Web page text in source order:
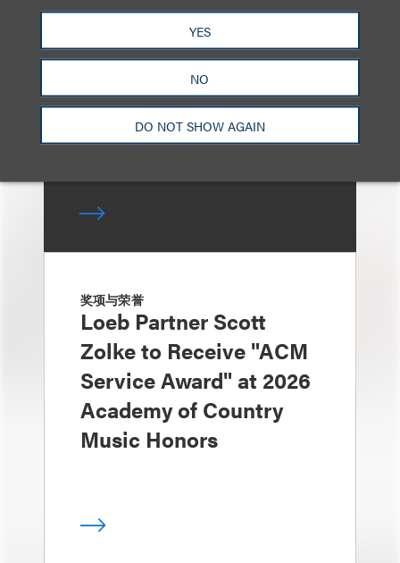
YES
NO
DO NOT SHOW AGAIN
Four Loeb Partners
Named in Variety’s
“Music Legal Elite” List
for 2026
奖项与荣誉
Loeb Partner Scott
Zolke to Receive "ACM
Service Award" at 2026
Academy of Country
Music Honors